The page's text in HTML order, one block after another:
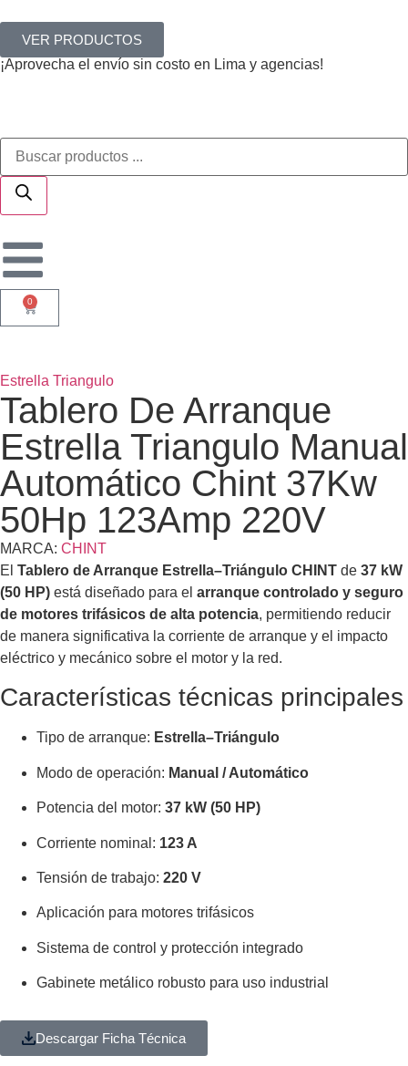
VER PRODUCTOS
¡Aprovecha el envío sin costo en Lima y agencias!
0
Estrella Triangulo
Tablero De Arranque
Estrella Triangulo Manual
Automático Chint 37Kw
50Hp 123Amp 220V
MARCA: CHINT
El Tablero de Arranque Estrella–Triángulo CHINT de 37 kW
(50 HP) está diseñado para el arranque controlado y seguro
de motores trifásicos de alta potencia, permitiendo reducir
de manera significativa la corriente de arranque y el impacto
eléctrico y mecánico sobre el motor y la red.
Características técnicas principales
Tipo de arranque: Estrella–Triángulo
Modo de operación: Manual / Automático
Potencia del motor: 37 kW (50 HP)
Corriente nominal: 123 A
Tensión de trabajo: 220 V
Aplicación para motores trifásicos
Sistema de control y protección integrado
Gabinete metálico robusto para uso industrial
Descargar Ficha Técnica